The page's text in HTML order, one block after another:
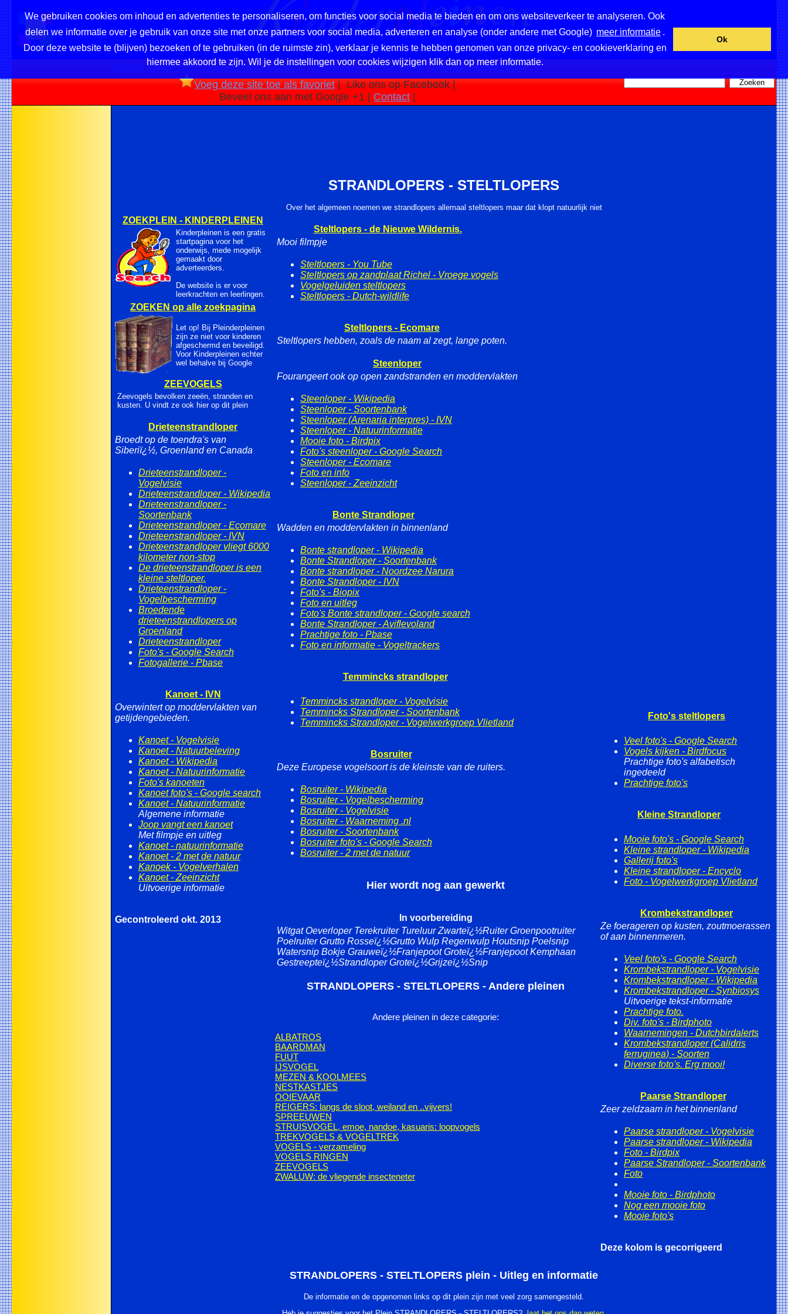
We gebruiken cookies om inhoud en advertenties te personaliseren, om functies voor social media te bieden en om ons websiteverkeer te analyseren. Ook
delen we informatie over je gebruik van onze site met onze partners voor social media, adverteren en analyse (onder andere met Google) meer informatie .
Door deze website te (blijven) bezoeken of te gebruiken (in de ruimste zin), verklaar je kennis te hebben genomen van onze privacy- en cookieverklaring en
hiermee akkoord te zijn. Wil je de instellingen voor cookies wijzigen klik dan op meer informatie.
Ok
|Overzicht onderwerpen / pleinen|Privacy en cookiebeleid|Website suggestie?
Voeg deze site toe als favoriet|Like ons op Facebook |
Beveel ons aan met Google +1 | Contact
STRANDLOPERS - STELTLOPERS
Over het algemeen noemen we strandlopers allemaal steltlopers maar dat klopt natuurlijk niet
ZOEKPLEIN - KINDERPLEINEN
Kinderpleinen is een gratis
startpagina voor het
onderwijs, mede mogelijk
gemaakt door
adverteerders.
De website is er voor
leerkrachten en leerlingen.
ZOEKEN op alle zoekpagina
Let op! Bij Pleinderpleinen
zijn ze niet voor kinderen
afgeschermd en beveiligd.
Voor Kinderpleinen echter
wel behalve bij Google
ZEEVOGELS
Zeevogels bevolken zeeën, stranden en
kusten. U vindt ze ook hier op dit plein
Drieteenstrandloper
Broedt op de toendra's van
Siberiï¿½, Groenland en Canada
Drieteenstrandloper -
Vogelvisie
Drieteenstrandloper - Wikipedia
Drieteenstrandloper -
Soortenbank
Drieteenstrandloper - Ecomare
Drieteenstrandloper - IVN
Drieteenstrandloper vliegt 6000
kilometer non-stop
De drieteenstrandloper is een
kleine steltloper.
Drieteenstrandloper -
Vogelbescherming
Broedende
drieteenstrandlopers op
Groenland
Drieteenstrandloper
Foto's - Google Search
Fotogallerie - Pbase
Kanoet - IVN
Overwintert op moddervlakten van
getijdengebieden.
Kanoet - Vogelvisie
Kanoet - Natuurbeleving
Kanoet - Wikipedia
Kanoet - Natuurinformatie
Foto's kanoeten
Kanoet foto's - Google search
Kanoet - Natuurinformatie
Algemene informatie
Joop vangt een kanoet
Met filmpje en uitleg
Kanoet - natuurinformatie
Kanoet - 2 met de natuur
Kanoek - Vogelverhalen
Kanoet - Zeeinzicht
Uitvoerige informatie
Gecontroleerd okt. 2013
Steltlopers - de Nieuwe Wildernis.
Mooi filmpje
Steltlopers - You Tube
Steltlopers op zandplaat Richel - Vroege vogels
Vogelgeluiden steltlopers
Steltlopers - Dutch-wildlife
Steltlopers - Ecomare
Steltlopers hebben, zoals de naam al zegt, lange poten.
Steenloper
Fourangeert ook op open zandstranden en moddervlakten
Steenloper - Wikipedia
Steenloper - Soortenbank
Steenloper (Arenaria interpres) - IVN
Steenloper - Natuurinformatie
Mooie foto - Birdpix
Foto's steenloper - Google Search
Steenloper - Ecomare
Foto en info
Steenloper - Zeeinzicht
Bonte Strandloper
Wadden en moddervlakten in binnenland
Bonte strandloper - Wikipedia
Bonte Strandloper - Soortenbank
Bonte strandloper - Noordzee Narura
Bonte Strandloper - IVN
Foto's - Biopix
Foto en uitleg
Foto's Bonte strandloper - Google search
Bonte Strandloper - Aviflevoland
Prachtige foto - Pbase
Foto en informatie - Vogeltrackers
Temmincks strandloper
Temmincks strandloper - Vogelvisie
Temmincks Strandloper - Soortenbank
Temmincks Strandloper - Vogelwerkgroep Vlietland
Bosruiter
Deze Europese vogelsoort is de kleinste van de ruiters.
Bosruiter - Wikipedia
Bosruiter - Vogelbescherming
Bosruiter - Vogelvisie
Bosruiter - Waarneming .nl
Bosruiter - Soortenbank
Bosruiter foto's - Google Search
Bosruiter - 2 met de natuur
Hier wordt nog aan gewerkt
In voorbereiding
Witgat Oeverloper Terekruiter Tureluur Zwarteï¿½Ruiter Groenpootruiter
Poelruiter Grutto Rosseï¿½Grutto Wulp Regenwulp Houtsnip Poelsnip
Watersnip Bokje Grauweï¿½Franjepoot Groteï¿½Franjepoot Kemphaan
Gestreepteï¿½Strandloper Groteï¿½Grijzeï¿½Snip
STRANDLOPERS - STELTLOPERS - Andere pleinen
Andere pleinen in deze categorie:
ALBATROS
BAARDMAN
FUUT
IJSVOGEL
MEZEN & KOOLMEES
NESTKASTJES
OOIEVAAR
REIGERS: langs de sloot, weiland en ..vijvers!
SPREEUWEN
STRUISVOGEL, emoe, nandoe, kasuaris: loopvogels
TREKVOGELS & VOGELTREK
VOGELS - verzameling
VOGELS RINGEN
ZEEVOGELS
ZWALUW: de vliegende insecteneter
Foto's steltlopers
Veel foto's - Google Search
Vogels kijken - Birdfocus
Prachtige foto's alfabetisch
ingedeeld
Prachtige foto's
Kleine Strandloper
Mooie foto's - Google Search
Kleine strandloper - Wikipedia
Gallerij foto's
Kleine strandloper - Encyclo
Foto - Vogelwerkgroep Vlietland
Krombekstrandloper
Ze foerageren op kusten, zoutmoerassen
of aan binnenmeren.
Veel foto's - Google Search
Krombekstrandloper - Vogelvisie
Krombekstrandloper - Wikipedia
Krombekstrandloper - Synbiosys
Uitvoerige tekst-informatie
Prachtige foto.
Div. foto's - Birdphoto
Waarnemingen - Dutchbirdalerts
Krombekstrandloper (Calidris
ferruginea) - Soorten
Diverse foto's. Erg mooi!
Paarse Strandloper
Zeer zeldzaam in het binnenland
Paarse strandloper - Vogelvisie
Paarse strandloper - Wikipedia
Foto - Birdpix
Paarse Strandloper - Soortenbank
Foto
Mooie foto - Birdphoto
Nog een mooie foto
Mooie foto's
Deze kolom is gecorrigeerd
STRANDLOPERS - STELTLOPERS plein - Uitleg en informatie
De informatie en de opgenomen links op dit plein zijn met veel zorg samengesteld.